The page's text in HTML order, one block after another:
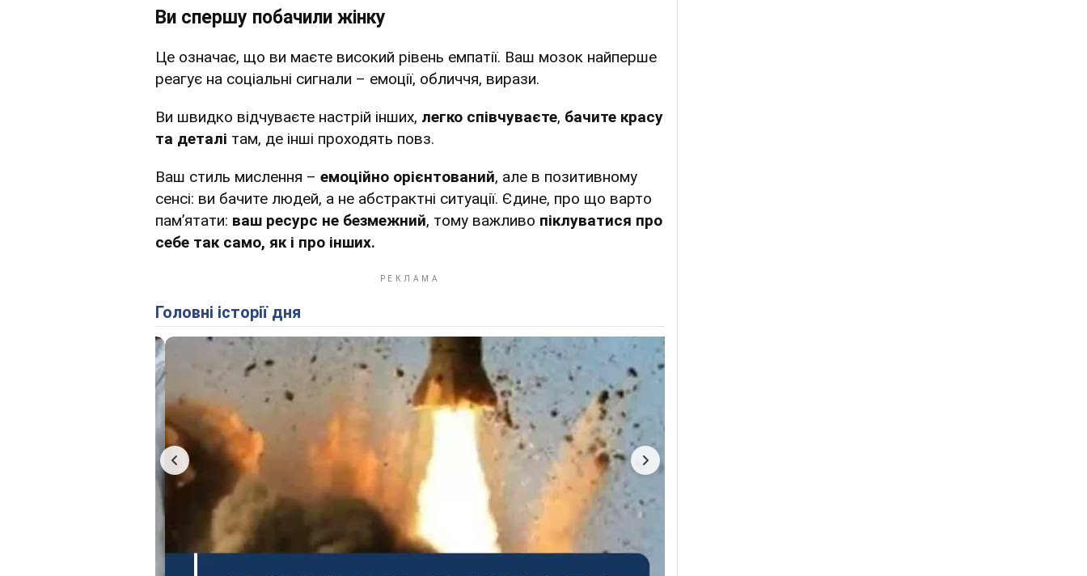
Ви спершу побачили жінку
Це означає, що ви маєте високий рівень емпатії. Ваш мозок найперше
реагує на соціальні сигнали – емоції, обличчя, вирази.
Ви швидко відчуваєте настрій інших, легко співчуваєте, бачите красу
та деталі там, де інші проходять повз.
Ваш стиль мислення – емоційно орієнтований, але в позитивному
сенсі: ви бачите людей, а не абстрактні ситуації. Єдине, про що варто
пам’ятати: ваш ресурс не безмежний, тому важливо піклуватися про
себе так само, як і про інших.
Головні історії дня